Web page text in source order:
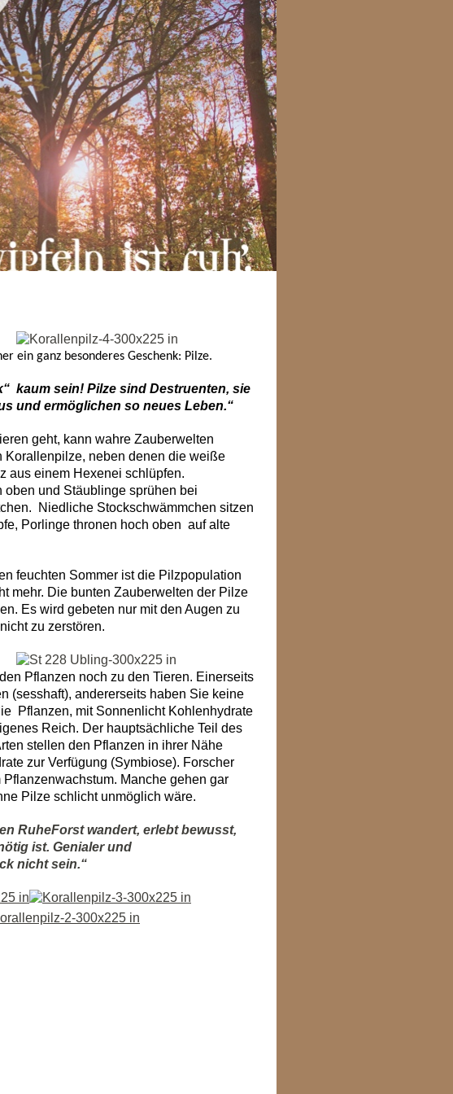
ein ganz besonderes Geschenk: Pilze.
kaum sein! Pilze sind Destruenten, sie
und ermöglichen so neues Leben.“
geht, kann wahre Zauberwelten
Korallenpilze, neben denen die weiße
aus einem Hexenei schlüpfen.
und Stäublinge sprühen bei
Niedliche Stockschwämmchen sitzen
Porlinge thronen hoch oben auf alte
feuchten Sommer ist die Pilzpopulation
mehr. Die bunten Zauberwelten der Pilze
Es wird gebeten nur mit den Augen zu
zu zerstören.
Pflanzen noch zu den Tieren. Einerseits
(sesshaft), andererseits haben Sie keine
Pflanzen, mit Sonnenlicht Kohlenhydrate
Reich. Der hauptsächliche Teil des
stellen den Pflanzen in ihrer Nähe
zur Verfügung (Symbiose). Forscher
Manche gehen gar
Pilze schlicht unmöglich wäre.
RuheForst wandert, erlebt bewusst,
ist. Genialer und
nicht sein.“